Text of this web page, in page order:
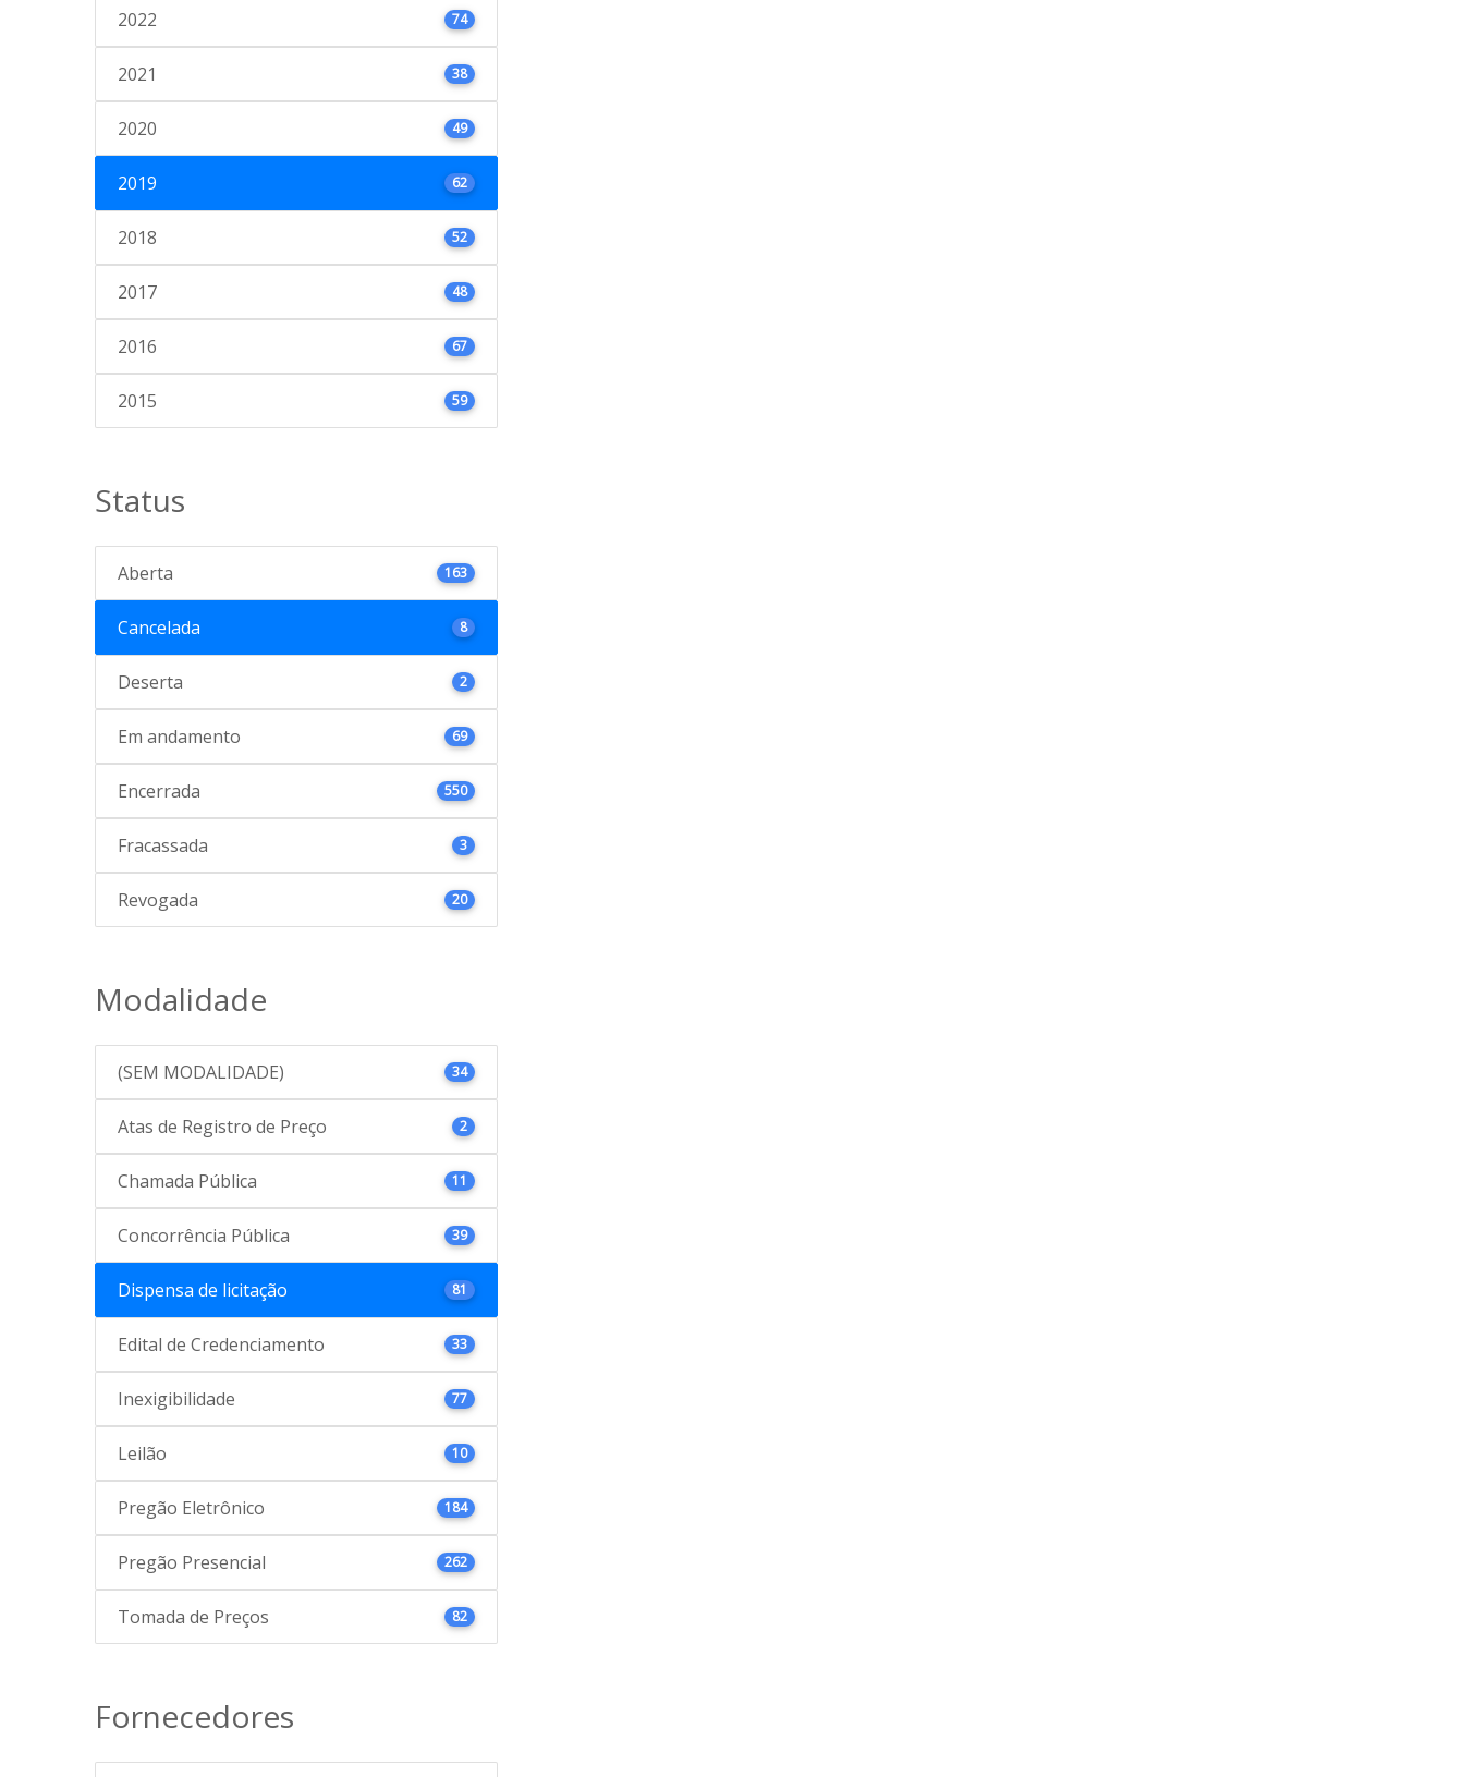
2022 74
2021 38
2020 49
2019 62
2018 52
2017 48
2016 67
2015 59
Status
Aberta 163
Cancelada 8
Deserta 2
Em andamento 69
Encerrada 550
Fracassada 3
Revogada 20
Modalidade
(SEM MODALIDADE) 34
Atas de Registro de Preço 2
Chamada Pública 11
Concorrência Pública 39
Dispensa de licitação 81
Edital de Credenciamento 33
Inexigibilidade 77
Leilão 10
Pregão Eletrônico 184
Pregão Presencial 262
Tomada de Preços 82
Fornecedores